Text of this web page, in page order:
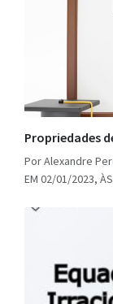
Propriedades
Por Alexandre
EM 02/01/2023,